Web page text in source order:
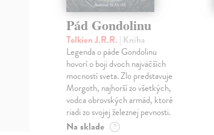
Pád Gondolinu
Tolkien J.R.R. | Kniha
Legenda o páde Gondolinu
hovorí o boji dvoch najväčších
mocností sveta. Zlo predstavuje
Morgoth, najhorší zo všetkých,
vodca obrovských armád, ktoré
riadi zo svojej železnej pevnosti.
Na sklade ?